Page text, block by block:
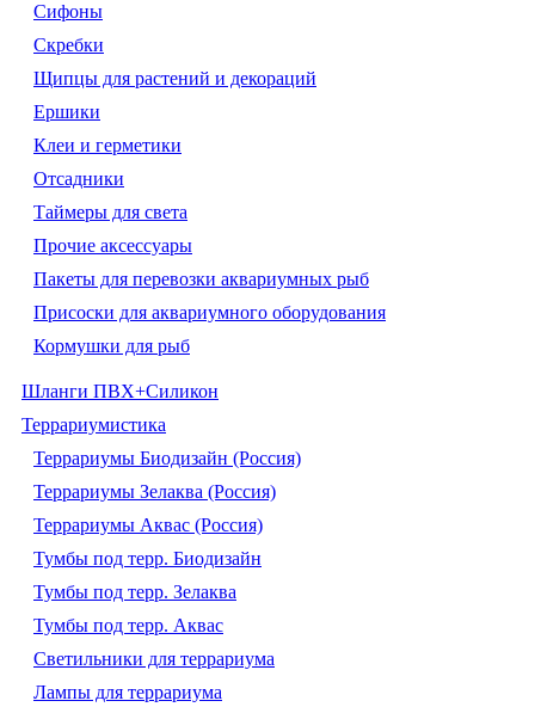
Сифоны
Скребки
Щипцы для растений и декораций
Ершики
Клеи и герметики
Отсадники
Таймеры для света
Прочие аксессуары
Пакеты для перевозки аквариумных рыб
Присоски для аквариумного оборудования
Кормушки для рыб
Шланги ПВХ+Силикон
Террариумистика
Террариумы Биодизайн (Россия)
Террариумы Зелаква (Россия)
Террариумы Аквас (Россия)
Тумбы под терр. Биодизайн
Тумбы под терр. Зелаква
Тумбы под терр. Аквас
Светильники для террариума
Лампы для террариума